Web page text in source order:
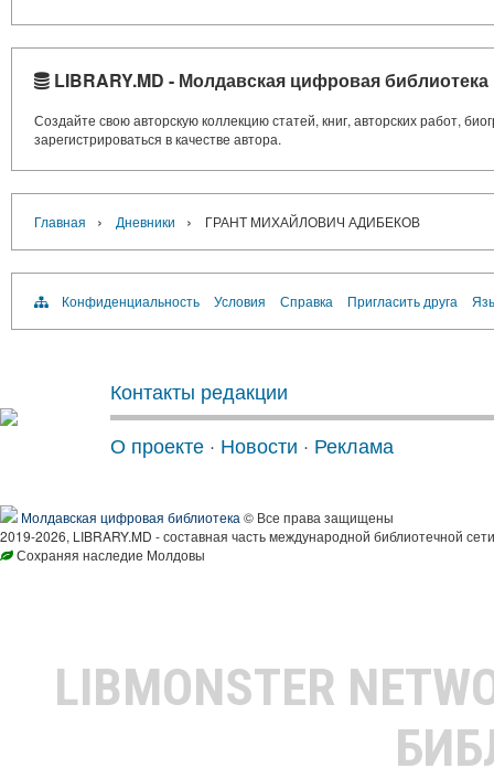
LIBRARY.MD - Молдавская цифровая библиотека
Создайте свою авторскую коллекцию статей, книг, авторских работ,
зарегистрироваться в качестве автора.
Главная › Дневники › ГРАНТ МИХАЙЛОВИЧ АДИБЕКОВ
Конфиденциальность Условия Справка Пригласить друга
Контакты редакции
О проекте · Новости · Реклама
Молдавская цифровая библиотека © Все права защищены
2019-2026, LIBRARY.MD - составная часть международной библиотечной
Сохраняя наследие Молдовы
LIBMONSTER